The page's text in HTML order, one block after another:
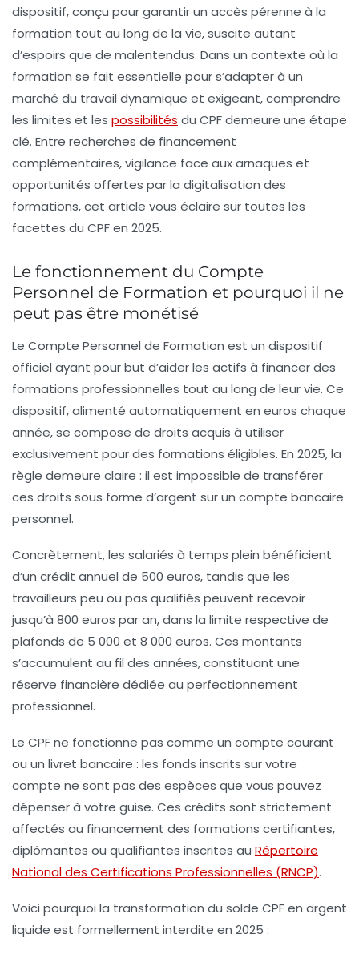
dispositif, conçu pour garantir un accès pérenne à la
formation tout au long de la vie, suscite autant
d’espoirs que de malentendus. Dans un contexte où la
formation se fait essentielle pour s’adapter à un
marché du travail dynamique et exigeant, comprendre
les limites et les possibilités du CPF demeure une étape
clé. Entre recherches de financement
complémentaires, vigilance face aux arnaques et
opportunités offertes par la digitalisation des
formations, cet article vous éclaire sur toutes les
facettes du CPF en 2025.
Le fonctionnement du Compte
Personnel de Formation et pourquoi il ne
peut pas être monétisé
Le Compte Personnel de Formation est un dispositif
officiel ayant pour but d’aider les actifs à financer des
formations professionnelles tout au long de leur vie. Ce
dispositif, alimenté automatiquement en euros chaque
année, se compose de droits acquis à utiliser
exclusivement pour des formations éligibles. En 2025, la
règle demeure claire : il est impossible de transférer
ces droits sous forme d’argent sur un compte bancaire
personnel.
Concrètement, les salariés à temps plein bénéficient
d’un crédit annuel de 500 euros, tandis que les
travailleurs peu ou pas qualifiés peuvent recevoir
jusqu’à 800 euros par an, dans la limite respective de
plafonds de 5 000 et 8 000 euros. Ces montants
s’accumulent au fil des années, constituant une
réserve financière dédiée au perfectionnement
professionnel.
Le CPF ne fonctionne pas comme un compte courant
ou un livret bancaire : les fonds inscrits sur votre
compte ne sont pas des espèces que vous pouvez
dépenser à votre guise. Ces crédits sont strictement
affectés au financement des formations certifiantes,
diplômantes ou qualifiantes inscrites au Répertoire
National des Certifications Professionnelles (RNCP).
Voici pourquoi la transformation du solde CPF en argent
liquide est formellement interdite en 2025 :